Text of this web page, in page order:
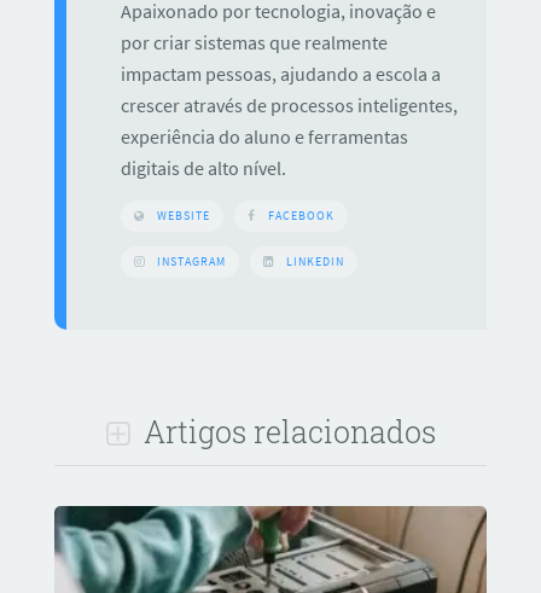
Apaixonado por tecnologia, inovação e
por criar sistemas que realmente
impactam pessoas, ajudando a escola a
crescer através de processos inteligentes,
experiência do aluno e ferramentas
digitais de alto nível.
WEBSITE FACEBOOK
INSTAGRAM LINKEDIN
Artigos relacionados